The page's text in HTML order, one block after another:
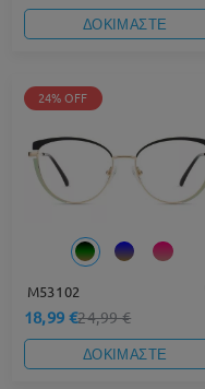
ΔΟΚΙΜΑΣΤΕ
24% OFF
M53102
18,99 €24,99 €
ΔΟΚΙΜΑΣΤΕ